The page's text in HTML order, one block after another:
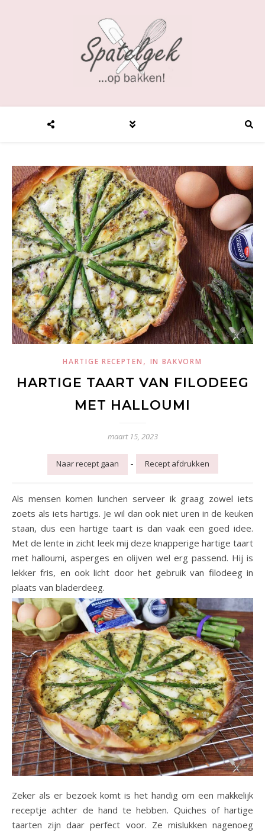
HARTIGE RECEPTEN , IN BAKVORM
HARTIGE TAART VAN FILODEEG
MET HALLOUMI
maart 15, 2023
Naar recept gaan - Recept afdrukken
Als mensen komen lunchen serveer ik graag zowel iets
zoets als iets hartigs. Je wil dan ook niet uren in de keuken
staan, dus een hartige taart is dan vaak een goed idee.
Met de lente in zicht leek mij deze knapperige hartige taart
met halloumi, asperges en olijven wel erg passend. Hij is
lekker fris, en ook licht door het gebruik van filodeeg in
plaats van bladerdeeg.
Zeker als er bezoek komt is het handig om een makkelijk
receptje achter de hand te hebben. Quiches of hartige
taarten zijn daar perfect voor. Ze mislukken nagenoeg